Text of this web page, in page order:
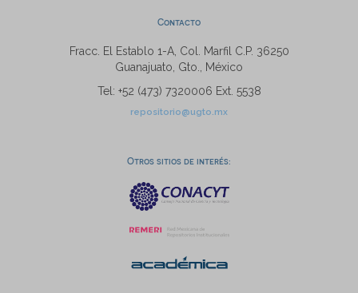
Contacto
Fracc. El Establo 1-A, Col. Marfil C.P. 36250
Guanajuato, Gto., México
Tel: +52 (473) 7320006 Ext. 5538
repositorio@ugto.mx
Otros sitios de interés: